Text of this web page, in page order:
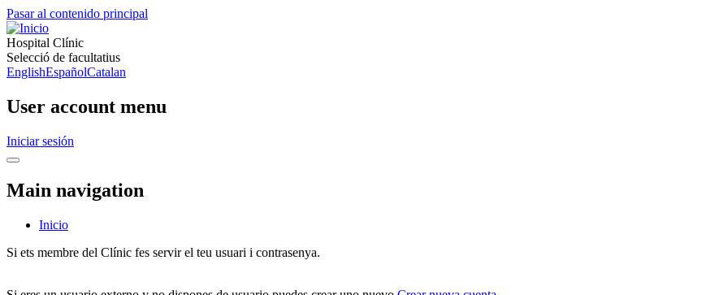
Pasar al contenido principal
Hospital Clínic
Selecció de facultatius
EnglishEspañolCatalan
User account menu
Iniciar sesión
Main navigation
Inicio
Si ets membre del Clínic fes servir el teu usuari i contrasenya.